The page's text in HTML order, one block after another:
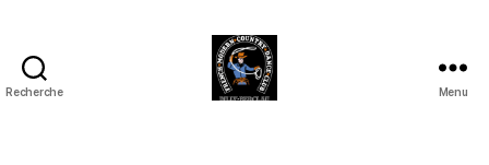
Recherche Menu